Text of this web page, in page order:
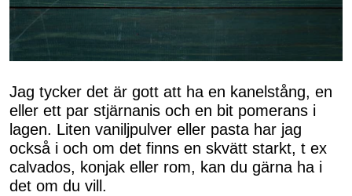
Jag tycker det är gott att ha en kanelstång, en
eller ett par stjärnanis och en bit pomerans i
lagen. Liten vaniljpulver eller pasta har jag
också i och om det finns en skvätt starkt, t ex
calvados, konjak eller rom, kan du gärna ha i
det om du vill.